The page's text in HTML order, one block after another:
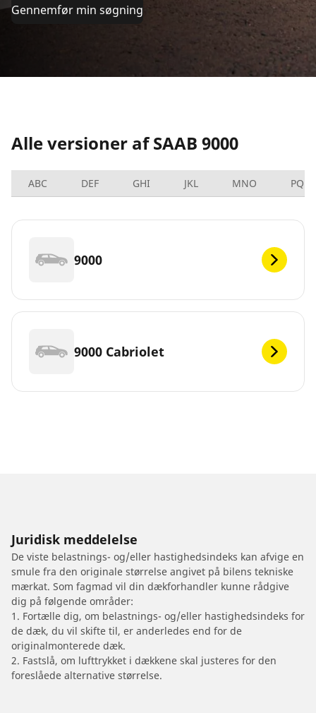
Gennemfør min søgning
Alle versioner af SAAB 9000
ABC DEF GHI JKL MNO PQRS
9000
9000 Cabriolet
Juridisk meddelelse
De viste belastnings- og/eller hastighedsindeks kan afvige en
smule fra den originale størrelse angivet på bilens tekniske
mærkat. Som fagmad vil din dækforhandler kunne rådgive
dig på følgende områder:
1. Fortælle dig, om belastnings- og/eller hastighedsindeks for
de dæk, du vil skifte til, er anderledes end for de
originalmonterede dæk.
2. Fastslå, om lufttrykket i dækkene skal justeres for den
foreslåede alternative størrelse.